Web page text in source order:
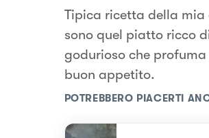
Tipica ricetta della
sono quel piatto ricco
godurioso che
buon appetito.
POTREBBERO PIACERTI